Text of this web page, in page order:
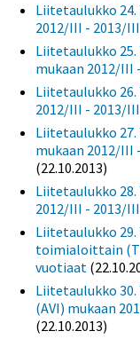
Liitetaulukko 24.
2012/III - 2013/III
Liitetaulukko 25.
mukaan 2012/III
Liitetaulukko
2012/III - 2013/
Liitetaulukko
mukaan 2012/III
(22.10.2013)
Liitetaulukko
2012/III - 2013/
Liitetaulukko
toimialoittain
vuotiaat
Liitetaulukko
(AVI) mukaan
(22.10.2013)